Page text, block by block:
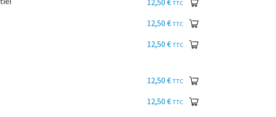
12,50€ TTC
12,50€ TTC
12,50€ TTC
12,50€ TTC
12,50€ TTC